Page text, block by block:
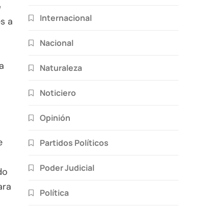
a
Internacional
Nacional
Naturaleza
Noticiero
Opinión
Partidos Políticos
Poder Judicial
Política